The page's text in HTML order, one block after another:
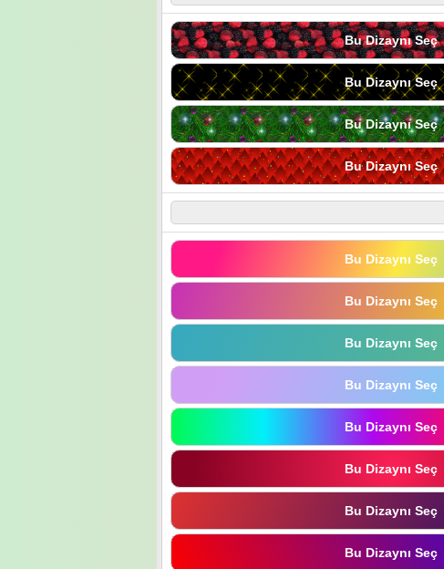
Bu Dizaynı Seç
Bu Dizaynı Seç
Bu Dizaynı Seç
Bu Dizaynı Seç
Bu Dizaynı Seç
Bu Dizaynı Seç
Bu Dizaynı Seç
Bu Dizaynı Seç
Bu Dizaynı Seç
Bu Dizaynı Seç
Bu Dizaynı Seç
Bu Dizaynı Seç